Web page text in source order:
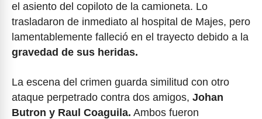
el asiento del copiloto de la camioneta. Lo
trasladaron de inmediato al hospital de Majes, pero
lamentablemente falleció en el trayecto debido a la
gravedad de sus heridas.
La escena del crimen guarda similitud con otro
ataque perpetrado contra dos amigos, Johan
Butron y Raul Coaguila. Ambos fueron